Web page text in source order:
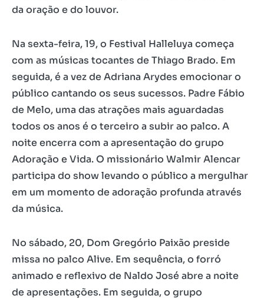
da oração e do louvor.
Na sexta-feira, 19, o Festival Halleluya começa
com as músicas tocantes de Thiago Brado. Em
seguida, é a vez de Adriana Arydes emocionar o
público cantando os seus sucessos. Padre Fábio
de Melo, uma das atrações mais aguardadas
todos os anos é o terceiro a subir ao palco. A
noite encerra com a apresentação do grupo
Adoração e Vida. O missionário Walmir Alencar
participa do show levando o público a mergulhar
em um momento de adoração profunda através
da música.
No sábado, 20, Dom Gregório Paixão preside
missa no palco Alive. Em sequência, o forró
animado e reflexivo de Naldo José abre a noite
de apresentações. Em seguida, o grupo